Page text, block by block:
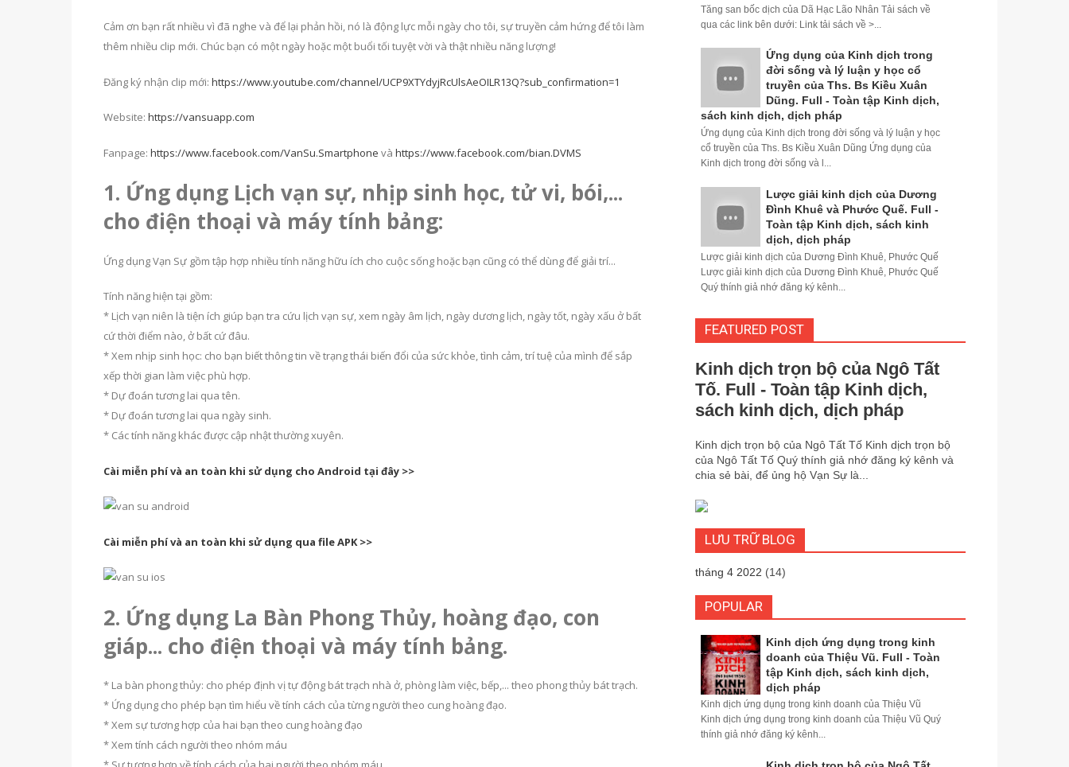
Cảm ơn bạn rất nhiều vì đã nghe và để lại phản hồi, nó là động lực mỗi ngày cho tôi, sự truyền cảm hứng để tôi làm
thêm nhiều clip mới. Chúc bạn có một ngày hoặc một buổi tối tuyệt vời và thật nhiều năng lượng!
Đăng ký nhận clip mới: https://www.youtube.com/channel/UCP9XTYdyjRcUlsAeOILR13Q?sub_confirmation=1
Website: https://vansuapp.com
Fanpage: https://www.facebook.com/VanSu.Smartphone và https://www.facebook.com/bian.DVMS
1. Ứng dụng Lịch vạn sự, nhịp sinh học, tử vi, bói,...
cho điện thoại và máy tính bảng:
Ứng dụng Vạn Sự gồm tập hợp nhiều tính năng hữu ích cho cuộc sống hoặc bạn cũng có thể dùng để giải trí...
Tính năng hiện tại gồm:
* Lịch vạn niên là tiện ích giúp bạn tra cứu lịch vạn sự, xem ngày âm lịch, ngày dương lịch, ngày tốt, ngày xấu ở bất
cứ thời điểm nào, ở bất cứ đâu.
* Xem nhịp sinh học: cho bạn biết thông tin về trạng thái biến đổi của sức khỏe, tình cảm, trí tuệ của mình để sắp
xếp thời gian làm việc phù hợp.
* Dự đoán tương lai qua tên.
* Dự đoán tương lai qua ngày sinh.
* Các tính năng khác được cập nhật thường xuyên.
Cài miễn phí và an toàn khi sử dụng cho Android tại đây >>
Cài miễn phí và an toàn khi sử dụng qua file APK >>
2. Ứng dụng La Bàn Phong Thủy, hoàng đạo, con
giáp... cho điện thoại và máy tính bảng.
* La bàn phong thủy: cho phép định vị tự động bát trạch nhà ở, phòng làm việc, bếp,... theo phong thủy bát trạch.
* Ứng dụng cho phép bạn tìm hiểu về tính cách của từng người theo cung hoàng đạo.
* Xem sự tương hợp của hai bạn theo cung hoàng đạo
* Xem tính cách người theo nhóm máu
Tăng san bốc dịch của Dã Hạc Lão Nhân Tải sách về
qua các link bên dưới: Link tải sách về >...
Ứng dụng của Kinh dịch trong
đời sống và lý luận y học cổ
truyền của Ths. Bs Kiều Xuân
Dũng. Full - Toàn tập Kinh dịch,
sách kinh dịch, dịch pháp
Ứng dụng của Kinh dịch trong đời sống và lý luận y học
cổ truyền của Ths. Bs Kiều Xuân Dũng Ứng dụng của
Kinh dịch trong đời sống và l...
Lược giải kinh dịch của Dương
Đình Khuê và Phước Quế. Full -
Toàn tập Kinh dịch, sách kinh
dịch, dịch pháp
Lược giải kinh dịch của Dương Đình Khuê, Phước Quế
Lược giải kinh dịch của Dương Đình Khuê, Phước Quế
Quý thính giả nhớ đăng ký kênh...
FEATURED POST
Kinh dịch trọn bộ của Ngô Tất
Tố. Full - Toàn tập Kinh dịch,
sách kinh dịch, dịch pháp
Kinh dịch trọn bộ của Ngô Tất Tố Kinh dịch trọn bộ
của Ngô Tất Tố Quý thính giả nhớ đăng ký kênh và
chia sẻ bài, để ủng hộ Vạn Sự là...
LƯU TRỮ BLOG
tháng 4 2022 (14)
POPULAR
Kinh dịch ứng dụng trong kinh
doanh của Thiệu Vũ. Full - Toàn
tập Kinh dịch, sách kinh dịch,
dịch pháp
Kinh dịch ứng dụng trong kinh doanh của Thiệu Vũ
Kinh dịch ứng dụng trong kinh doanh của Thiệu Vũ Quý
thính giả nhớ đăng ký kênh...